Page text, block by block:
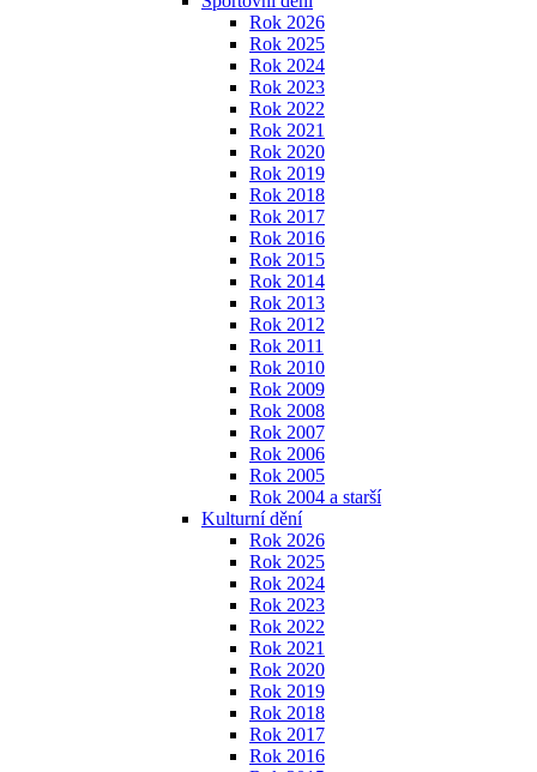
Rok 2026
Rok 2025
Rok 2024
Rok 2023
Rok 2022
Rok 2021
Rok 2020
Rok 2019
Rok 2018
Rok 2017
Rok 2016
Rok 2015
Rok 2014
Rok 2013
Rok 2012
Rok 2011
Rok 2010
Rok 2009
Rok 2008
Rok 2007
Rok 2006
Rok 2005
Rok 2004 a starší
Kulturní dění
Rok 2026
Rok 2025
Rok 2024
Rok 2023
Rok 2022
Rok 2021
Rok 2020
Rok 2019
Rok 2018
Rok 2017
Rok 2016